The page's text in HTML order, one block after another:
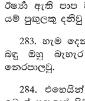
ඊර්‍ෂ්‍යා ඇති
යම් පුඟුලකු දනිවු
283. හැම
බඳු ඔහු
නෙරපාලවු.
284.